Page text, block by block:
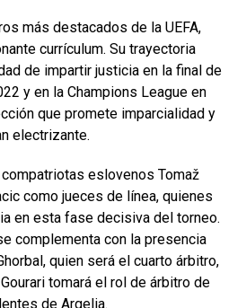
más destacados de la UEFA,
currículum. Su trayectoria
de impartir justicia en la final de
y en la Champions League en
que promete imparcialidad y
electrizante.
eslovenos Tomaž
como jueces de línea, quienes
en esta fase decisiva del torneo.
complementa con la presencia
quien será el cuarto árbitro,
tomará el rol de árbitro de
de Argelia.